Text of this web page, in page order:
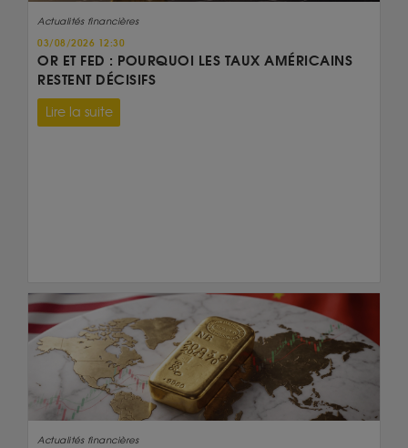
Actualités financières
03/08/2026 12:30
OR ET FED : POURQUOI LES TAUX AMÉRICAINS
RESTENT DÉCISIFS
Lire la suite
Actualités financières